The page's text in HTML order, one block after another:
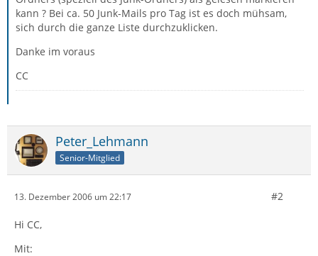
kann ? Bei ca. 50 Junk-Mails pro Tag ist es doch mühsam,
sich durch die ganze Liste durchzuklicken.
Danke im voraus
CC
Peter_Lehmann
Senior-Mitglied
13. Dezember 2006 um 22:17 #2
Hi CC,
Mit: